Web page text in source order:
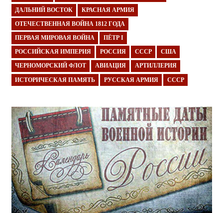
ДАЛЬНИЙ ВОСТОК КРАСНАЯ АРМИЯ
ОТЕЧЕСТВЕННАЯ ВОЙНА 1812 ГОДА
ПЕРВАЯ МИРОВАЯ ВОЙНА ПЁТР I
РОССИЙСКАЯ ИМПЕРИЯ РОССИЯ СССР США
ЧЕРНОМОРСКИЙ ФЛОТ АВИАЦИЯ АРТИЛЛЕРИЯ
ИСТОРИЧЕСКАЯ ПАМЯТЬ РУССКАЯ АРМИЯ СССР